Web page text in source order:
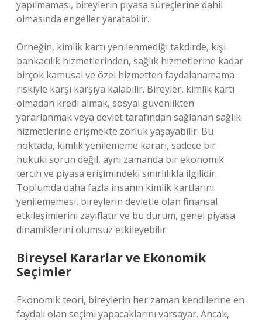
yapılmaması, bireylerin piyasa süreçlerine dahil
olmasında engeller yaratabilir.
Örneğin, kimlik kartı yenilenmediği takdirde, kişi
bankacılık hizmetlerinden, sağlık hizmetlerine kadar
birçok kamusal ve özel hizmetten faydalanamama
riskiyle karşı karşıya kalabilir. Bireyler, kimlik kartı
olmadan kredi almak, sosyal güvenlikten
yararlanmak veya devlet tarafından sağlanan sağlık
hizmetlerine erişmekte zorluk yaşayabilir. Bu
noktada, kimlik yenilememe kararı, sadece bir
hukuki sorun değil, aynı zamanda bir ekonomik
tercih ve piyasa erişimindeki sınırlılıkla ilgilidir.
Toplumda daha fazla insanın kimlik kartlarını
yenilememesi, bireylerin devletle olan finansal
etkileşimlerini zayıflatır ve bu durum, genel piyasa
dinamiklerini olumsuz etkileyebilir.
Bireysel Kararlar ve Ekonomik
Seçimler
Ekonomik teori, bireylerin her zaman kendilerine en
faydalı olan seçimi yapacaklarını varsayar. Ancak,